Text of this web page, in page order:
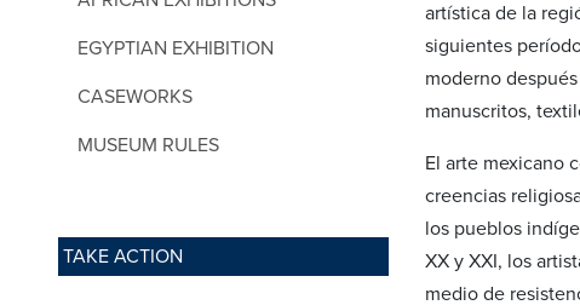
EGYPTIAN EXHIBITION
CASEWORKS
MUSEUM RULES
TAKE ACTION
artística de la
siguientes
moderno
manuscritos,
El arte mexicano
creencias
los pueblos
XX y XXI, los
medio de